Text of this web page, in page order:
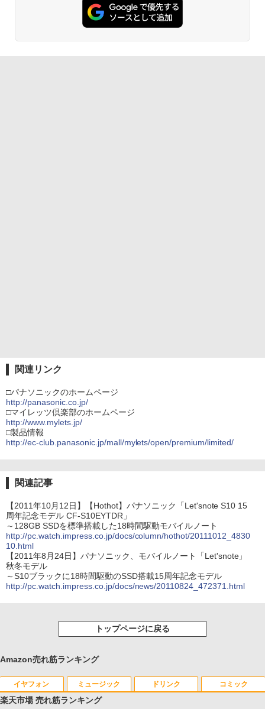
関連リンク
□パナソニックのホームページ
http://panasonic.co.jp/
□マイレッツ倶楽部のホームページ
http://www.mylets.jp/
□製品情報
http://ec-club.panasonic.jp/mall/mylets/open/premium/limited/
関連記事
【2011年10月12日】【Hothot】パナソニック「Let'snote S10 15
周年記念モデル CF-S10EYTDR」
～128GB SSDを標準搭載した18時間駆動モバイルノート
http://pc.watch.impress.co.jp/docs/column/hothot/20111012_4830
10.html
【2011年8月24日】パナソニック、モバイルノート「Let'snote」
秋冬モデル
～S10ブラックに18時間駆動のSSD搭載15周年記念モデル
http://pc.watch.impress.co.jp/docs/news/20110824_472371.html
トップページに戻る
Amazon売れ筋ランキング
イヤフォン ミュージック ドリンク コミック
楽天市場 売れ筋ランキング